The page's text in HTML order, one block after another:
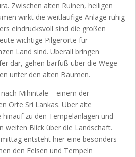
Zwischen alten Ruinen, heiligen
wirkt die weitläufige Anlage ruhig
eindrucksvoll sind die großen
wichtige Pilgerorte für
Land sind. Überall bringen
dar, gehen barfuß über die Wege
unter den alten Bäumen.
Mihintale – einem der
Orte Sri Lankas. Über alte
hinauf zu den Tempelanlagen und
weiten Blick über die Landschaft.
entsteht hier eine besonders
den Felsen und Tempeln